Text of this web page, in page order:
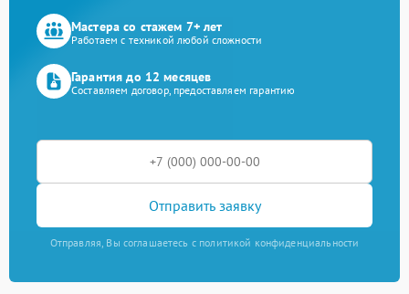
Мастера со стажем 7+ лет
Работаем с техникой любой сложности
Гарантия до 12 месяцев
Составляем договор, предоставляем гарантию
Отправить заявку
Отправляя, Вы соглашаетесь с политикой конфиденциальности